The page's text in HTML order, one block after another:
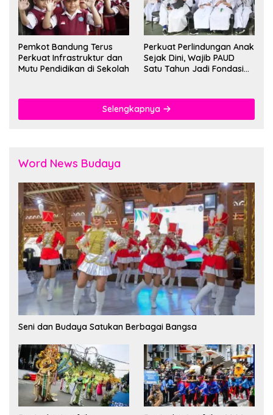
Pemkot Bandung Terus
Perkuat Infrastruktur dan
Mutu Pendidikan di Sekolah
Perkuat Perlindungan Anak
Sejak Dini, Wajib PAUD
Satu Tahun Jadi Fondasi
Selengkapnya
Word News Budaya
Seni dan Budaya Satukan Berbagai Bangsa